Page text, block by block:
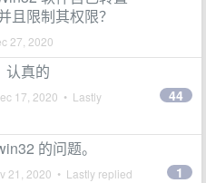
且限制其权限？
27, 2020
认真的
17, 2020 • Lastly
44
的问题。
21, 2020 • Lastly replied
1